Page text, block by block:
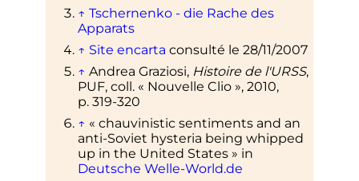
↑ Tschernenko - die Rache des
Apparats
↑ Site encarta consulté le 28/11/2007
↑ Andrea Graziosi, Histoire de l'URSS,
PUF, coll. « Nouvelle Clio », 2010,
p. 319-320
↑ « chauvinistic sentiments and an
anti-Soviet hysteria being whipped
up in the United States » in
Deutsche Welle-World.de